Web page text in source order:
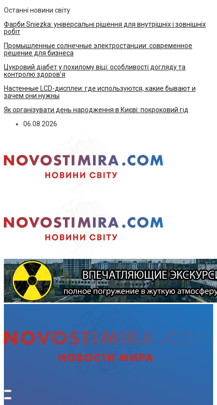
Останні новини світу
Фарби Sniezka: універсальні рішення для внутрішніх і зовнішніх
робіт
Промышленные солнечные электростанции: современное
решение для бизнеса
Цукровий діабет у похилому віці: особливості догляду та
контролю здоров’я
Настенные LCD-дисплеи: где используются, какие бывают и
зачем они нужны
Як організувати день народження в Києві: покроковий гід
06.08.2026